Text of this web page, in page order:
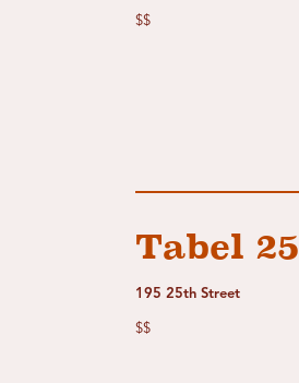
$$
Tabel 25
195 25th Street
$$